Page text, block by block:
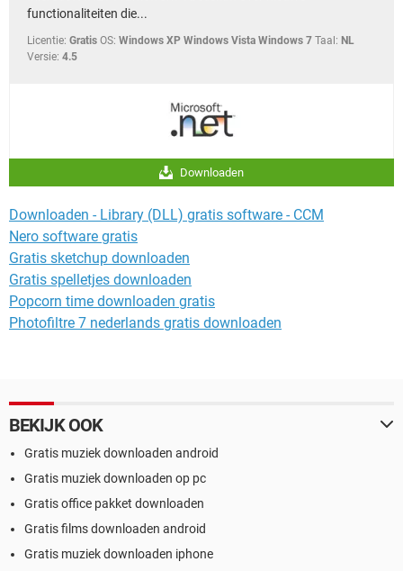
functionaliteiten die...
Licentie: Gratis OS: Windows XP Windows Vista Windows 7 Taal: NL
Versie: 4.5
Downloaden
Downloaden - Library (DLL) gratis software - CCM
Nero software gratis
Gratis sketchup downloaden
Gratis spelletjes downloaden
Popcorn time downloaden gratis
Photofiltre 7 nederlands gratis downloaden
BEKIJK OOK
Gratis muziek downloaden android
Gratis muziek downloaden op pc
Gratis office pakket downloaden
Gratis films downloaden android
Gratis muziek downloaden iphone